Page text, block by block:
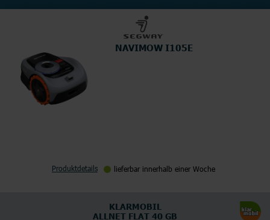
NAVIMOW I105E
Produktdetails lieferbar innerhalb einer Woche
KLARMOBIL
ALLNET FLAT 40 GB